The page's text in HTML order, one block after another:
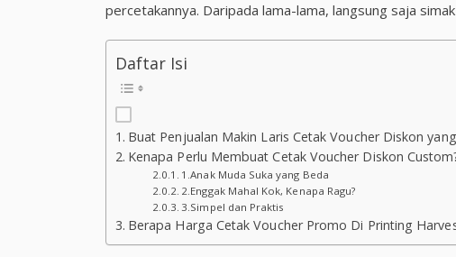
percetakannya. Daripada lama-lama, langsung saja
Daftar Isi
Buat Penjualan Makin Laris Cetak Voucher Diskon
Kenapa Perlu Membuat Cetak Voucher Diskon
1.Anak Muda Suka yang Beda
2.Enggak Mahal Kok, Kenapa Ragu?
3.Simpel dan Praktis
Berapa Harga Cetak Voucher Promo Di Printing